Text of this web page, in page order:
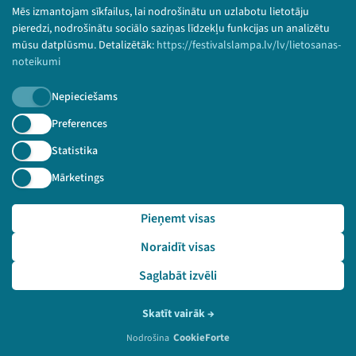
Mēs izmantojam sīkfailus, lai nodrošinātu un uzlabotu lietotāju
pieredzi, nodrošinātu sociālo saziņas līdzekļu funkcijas un analizētu
mūsu datplūsmu. Detalizētāk: https://festivalslampa.lv/lv/lietosanas-
noteikumi
Nepieciešams
Preferences
Statistika
Mārketings
Saglabāt izvēli
Noraidīt visas
Pieņemt visas
Skatīt vairāk→
Nodrošina CookieForte
© 2026 Sarunu festivāls LAMPA Visas tiesības
paturētas.
Piesakies jaunumiem!
Nepalaid garām aktuālāko informāciju!
🔗 https://festivalslampa.lv/lv/video-arhivs/2929?sp